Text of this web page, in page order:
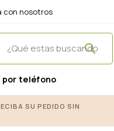
con nosotros
por teléfono
SU PEDIDO SIN